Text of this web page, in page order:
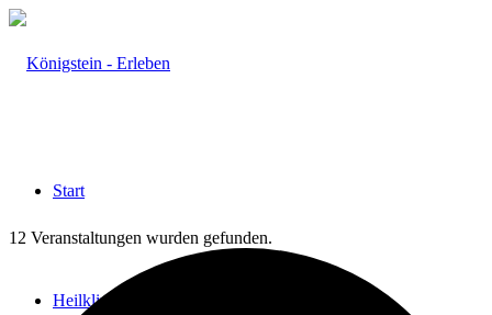
Start
Heilklima
12 Veranstaltungen wurden gefunden.